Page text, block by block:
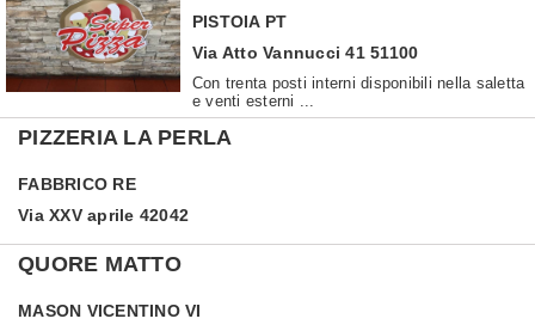
PISTOIA PT
Via Atto Vannucci 41 51100
Con trenta posti interni disponibili nella saletta
e venti esterni ...
PIZZERIA LA PERLA
FABBRICO RE
Via XXV aprile 42042
QUORE MATTO
MASON VICENTINO VI